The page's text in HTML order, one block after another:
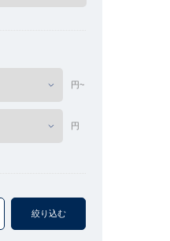
円~
円
絞り込む